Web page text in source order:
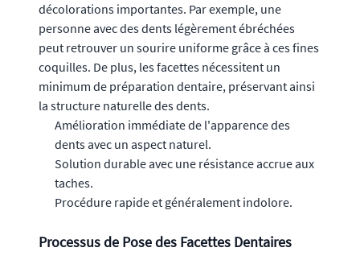
décolorations importantes. Par exemple, une
personne avec des dents légèrement ébréchées
peut retrouver un sourire uniforme grâce à ces fines
coquilles. De plus, les facettes nécessitent un
minimum de préparation dentaire, préservant ainsi
la structure naturelle des dents.
Amélioration immédiate de l'apparence des
dents avec un aspect naturel.
Solution durable avec une résistance accrue aux
taches.
Procédure rapide et généralement indolore.
Processus de Pose des Facettes Dentaires